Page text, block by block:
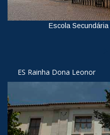
Escola
ES Rainha Dona Leonor